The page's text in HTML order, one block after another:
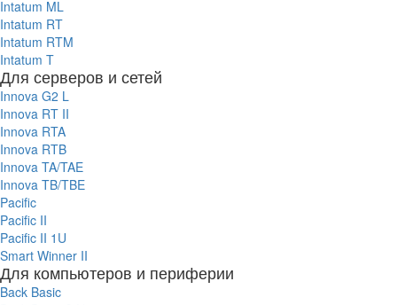
Intatum ML
Intatum RT
Intatum RTM
Intatum T
Для серверов и сетей
Innova G2 L
Innova RT II
Innova RTA
Innova RTB
Innova TA/TAE
Innova TB/TBE
Pacific
Pacific II
Pacific II 1U
Smart Winner II
Для компьютеров и периферии
Back Basic